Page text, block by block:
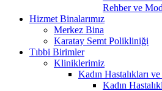
Rehber ve
Hizmet Binalarımız
Merkez Bina
Karatay Semt Polikliniği
Tıbbi Birimler
Kliniklerimiz
Kadın Hastalıkları
Kadın